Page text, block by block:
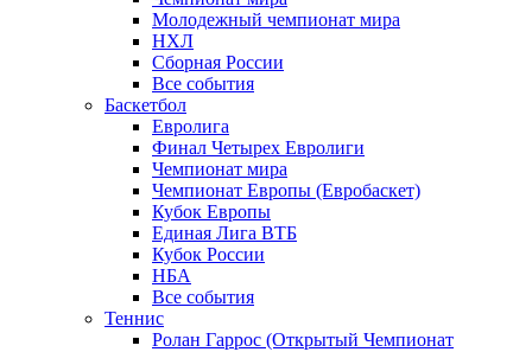
Молодежный чемпионат мира
НХЛ
Сборная России
Все события
Баскетбол
Евролига
Финал Четырех Евролиги
Чемпионат мира
Чемпионат Европы (Евробаскет)
Кубок Европы
Единая Лига ВТБ
Кубок России
НБА
Все события
Теннис
Ролан Гаррос (Открытый Чемпионат